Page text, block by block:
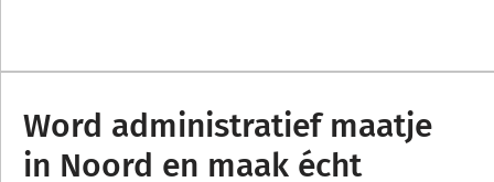
Word administratief maatje
in Noord en maak écht